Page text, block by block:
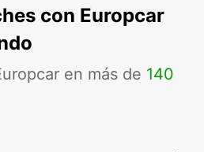
con Europcar
en más de 140